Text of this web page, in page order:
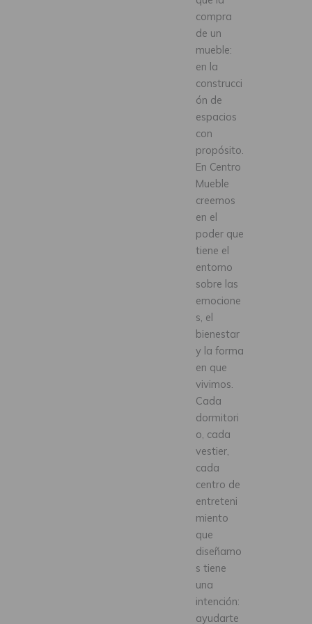
compra
de un
mueble:
en la
construcci
ón de
espacios
con
propósito.
En Centro
Mueble
creemos
en el
poder que
tiene el
entorno
sobre las
emocione
s, el
bienestar
y la forma
en que
vivimos.
Cada
dormitori
o, cada
vestier,
cada
centro de
entreteni
miento
que
diseñamo
s tiene
una
intención:
ayudarte